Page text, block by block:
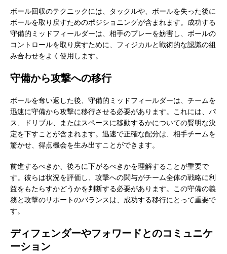
ボール回収のテクニックには、タックルや、ボールを失った後に
ボールを取り戻すためのポジショニングが含まれます。成功する
守備的ミッドフィールダーは、相手のプレーを妨害し、ボールの
コントロールを取り戻すために、フィジカルと戦術的な認識の組
み合わせをよく使用します。
守備から攻撃への移行
ボールを奪い返した後、守備的ミッドフィールダーは、チームを
迅速に守備から攻撃に移行させる必要があります。これには、パ
ス、ドリブル、またはスペースに移動するかについての賢明な決
定を下すことが含まれます。迅速で正確な配分は、相手チームを
驚かせ、得点機会を生み出すことができます。
前進するべきか、後ろに下がるべきかを理解することが重要で
す。彼らは状況を評価し、攻撃への関与がチーム全体の戦略に利
益をもたらすかどうかを判断する必要があります。この守備の義
務と攻撃のサポートのバランスは、成功する移行にとって重要で
す。
ディフェンダーやフォワードとのコミュニケ
ーション